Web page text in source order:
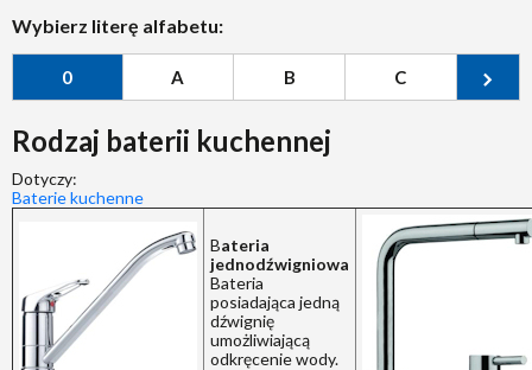
Wybierz literę alfabetu:
0 A B C
Rodzaj baterii kuchennej
Dotyczy:
Baterie kuchenne
Bateria
jednodźwigniowa
Bateria
posiadająca jedną
dźwignię
umożliwiającą
odkręcenie wody.